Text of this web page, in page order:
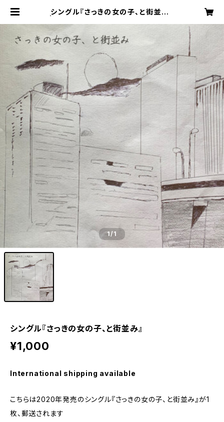
シングル『さっきの女の子、と街並み』
1/1
シングル『さっきの女の子、と街並み』
¥1,000
International shipping available
こちらは2020年発売のシングル『さっきの女の子、と街並み』が1
枚、郵送されます